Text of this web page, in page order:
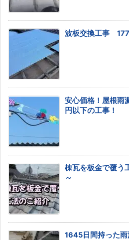
波板交換工事
安心価格！屋根雨
円以下の工事！
棟瓦を板金で覆う
～
1645日間持った